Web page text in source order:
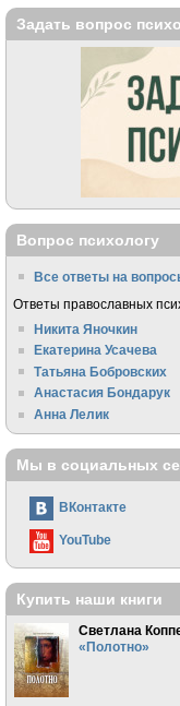
Задать вопрос
Вопрос психологу
Все ответы на
Ответы православных
Никита Яночкин
Екатерина Усачева
Татьяна Бобровских
Анастасия Бондарук
Анна Лелик
Мы в социальных
ВКонтакте
YouTube
Купить наши книги
Светлана
«Полотно»